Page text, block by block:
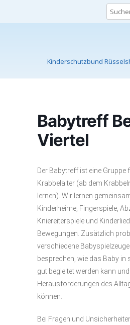
Kinderschutzbund
Skip
Babytreff
Viertel
Der Babytreff ist eine Gruppe
Krabbelalter (ab dem
lernen). Wir lernen
Kinderheime, Fingerspiele,
Kniereiterspiele und
Bewegungen. Zusätzlich
verschiedene
besprechen, wie das Baby in
gut begleitet werden kann
Herausforderungen des
können.
Bei Fragen und